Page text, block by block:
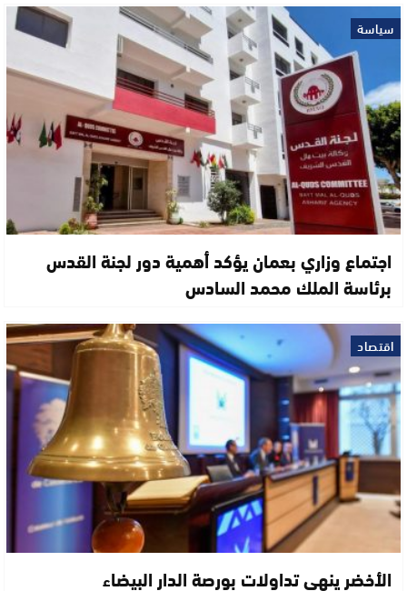
سياسة
اجتماع وزاري بعمان يؤكد أهمية دور لجنة القدس
برئاسة الملك محمد السادس
اقتصاد
الأخضر ينهي تداولات بورصة الدار البيضاء